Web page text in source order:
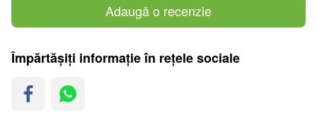
Adaugă o recenzie
Împărtășiți informație în rețele sociale